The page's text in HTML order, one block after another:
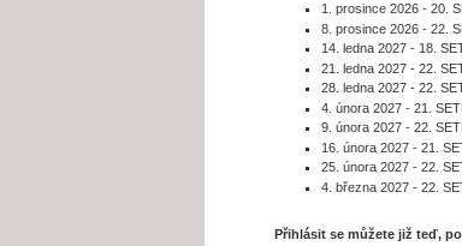
1. prosince 2026 - 20.
8. prosince 2026 - 22.
14. ledna 2027 - 18.
21. ledna 2027 - 22.
28. ledna 2027 - 22.
4. února 2027 - 21.
9. února 2027 - 22.
16. února 2027 - 21.
25. února 2027 - 22.
4. března 2027 - 22.
Přihlásit se můžete již teď,